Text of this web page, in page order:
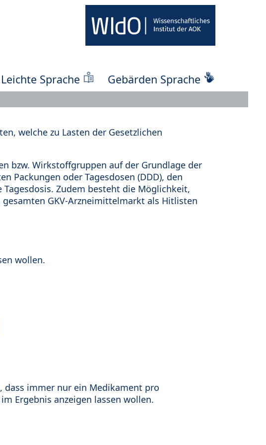
Leichte Sprache Gebärden Sprache
welche zu Lasten der Gesetzlichen
bzw. Wirkstoffgruppen auf der Grundlage der
Packungen oder Tagesdosen (DDD), den
Zudem besteht die Möglichkeit,
GKV-Arzneimittelmarkt als Hitlisten
wollen.
dass immer nur ein Medikament pro
Ergebnis anzeigen lassen wollen.